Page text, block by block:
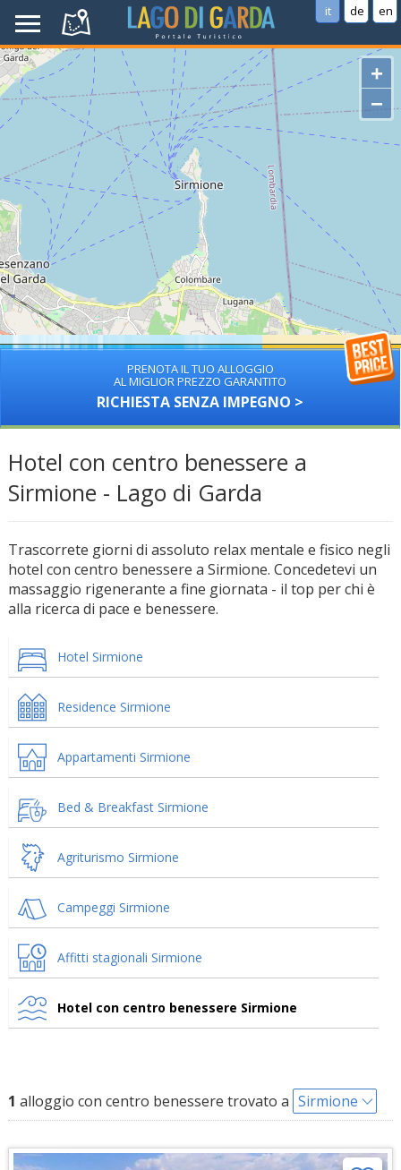
it de en
+
−
PRENOTA IL TUO ALLOGGIO
AL MIGLIOR PREZZO GARANTITO
RICHIESTA SENZA IMPEGNO >
Hotel con centro benessere a
Sirmione - Lago di Garda
Trascorrete giorni di assoluto relax mentale e fisico negli
hotel con centro benessere a Sirmione. Concedetevi un
massaggio rigenerante a fine giornata - il top per chi è
alla ricerca di pace e benessere.
Hotel Sirmione
Residence Sirmione
Appartamenti Sirmione
Bed & Breakfast Sirmione
Agriturismo Sirmione
Campeggi Sirmione
Affitti stagionali Sirmione
Hotel con centro benessere Sirmione
1 alloggio con centro benessere trovato a Sirmione